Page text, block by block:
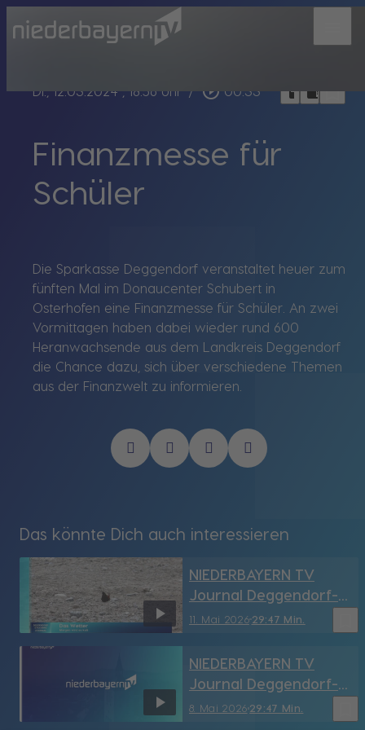
Di., 12.03.2024, 18:56 Uhr / play_circle_outline 00:33 headphoneschrome_reader_modebookmark_border
Finanzmesse für
Schüler
Die Sparkasse Deggendorf veranstaltet heuer zum
fünften Mal im Donaucenter Schubert in
Osterhofen eine Finanzmesse für Schüler. An zwei
Vormittagen haben dabei wieder rund 600
Heranwachsende aus dem Landkreis Deggendorf
die Chance dazu, sich über verschiedene Themen
aus der Finanzwelt zu informieren.
Das könnte Dich auch interessieren
11. Mai 202629:47 Min.
NIEDERBAYERN TV
Journal Deggendorf-
Straubing vom
8. Mai 2026 29:47 Min.
NIEDERBAYERN TV
Journal Deggendorf-
Straubing vom